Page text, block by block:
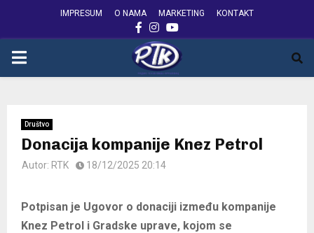
IMPRESUM O NAMA MARKETING KONTAKT
FACEBOOK
INSTAGRAM
YOUTUBE
PRIMARY
Društvo
Donacija kompanije Knez Petrol
Autor: RTK 18/12/2025 20:14
Potpisan je Ugovor o donaciji između kompanije
Knez Petrol i Gradske uprave, kojom se